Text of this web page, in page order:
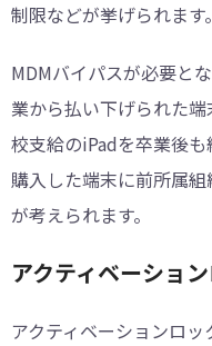
制限などが挙げられます。
MDMバイパスが必要と
業から払い下げられた
校支給のiPadを卒業後
購入した端末に前所属
が考えられます。
アクティベーショ
アクティベーションロ